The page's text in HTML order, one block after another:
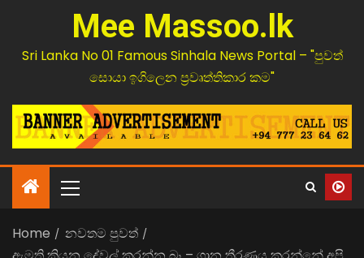
Mee Massoo.lk
Sri Lanka No 01 Famous Sinhala News Portal – "පුවත්
සොයා ඉගිලෙන ප්‍රවෘත්තිකාර කම"
Home
නවතම පුවත්